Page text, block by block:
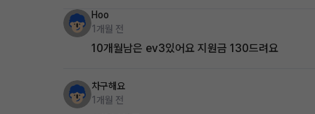
Hoo
1개월 전
10개월남은 ev3있어요 지원금 130드려요
차구해요
1개월 전